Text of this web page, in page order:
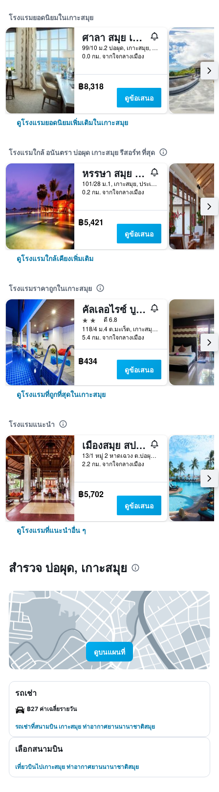
โรงแรมยอดนิยมในเกาะสมุย
ศาลา สมุย เฉวง บีช รีสอร์ท
99/10 ม.2 บ่อผุด, เกาะสมุย, ประเทศไทย
0.0 กม. จากใจกลางเมือง
฿8,318
ดูข้อเสนอ
ดูโรงแรมยอดนิยมเพิ่มเติมในเกาะสมุย
โรงแรมใกล้ อนันตรา บ่อผุด เกาะสมุย รีสอร์ท ที่สุด
หรรษา สมุย รีสอร์ท แอนด์ สปา
101/28 ม.1, เกาะสมุย, ประเทศไทย
0.2 กม. จากใจกลางเมือง
฿5,421
ดูข้อเสนอ
ดูโรงแรมใกล้เคียงเพิ่มเติม
โรงแรมราคาถูกในเกาะสมุย
คัลเลอไรซ์ บูติก โฮเทล
2 ดาว
ดี 6.8
118/4 ม.4 ต.มะเร็ต, เกาะสมุย, ประเทศไทย
5.4 กม. จากใจกลางเมือง
฿434
ดูข้อเสนอ
ดูโรงแรมที่ถูกที่สุดในเกาะสมุย
โรงแรมแนะนำ
เมืองสมุย สปา รีสอร์ท
13/1 หมู่ 2 หาดเฉวง ต.บ่อผุด, เกาะสมุย, ประเทศไทย
2.2 กม. จากใจกลางเมือง
฿5,702
ดูข้อเสนอ
ดูโรงแรมที่แนะนำอื่น ๆ
สำรวจ บ่อผุด, เกาะสมุย
ดูบนแผนที่
รถเช่า
฿27 ค่าเฉลี่ยรายวัน
รถเช่าที่สนามบิน เกาะสมุย ท่าอากาศยานนานาชาติสมุย
เลือกสนามบิน
เที่ยวบินไปเกาะสมุย ท่าอากาศยานนานาชาติสมุย